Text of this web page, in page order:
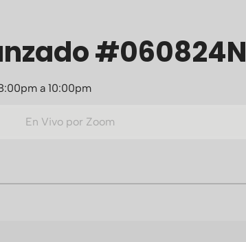
#060824N
a 10:00pm
En Vivo por Zoom